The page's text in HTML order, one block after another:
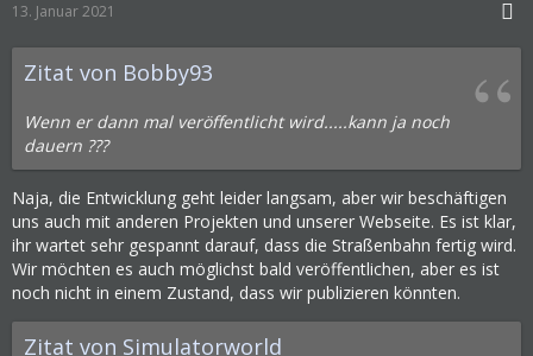
13. Januar 2021
Zitat von Bobby93
Wenn er dann mal veröffentlicht wird.....kann ja noch
dauern ???
Naja, die Entwicklung geht leider langsam, aber wir beschäftigen
uns auch mit anderen Projekten und unserer Webseite. Es ist klar,
ihr wartet sehr gespannt darauf, dass die Straßenbahn fertig wird.
Wir möchten es auch möglichst bald veröffentlichen, aber es ist
noch nicht in einem Zustand, dass wir publizieren könnten.
Zitat von Simulatorworld